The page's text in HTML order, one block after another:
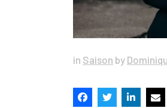
in Saison by